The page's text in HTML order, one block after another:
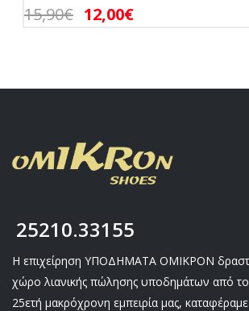
15,90€ 12,00€
25210.33155
Η επιχείρηση ΥΠΟΔΗΜΑΤΑ ΟΜΙΚΡΟΝ
χώρο λιανικής πώλησης υποδημάτων από
25ετή μακρόχρονη εμπειρία μας,